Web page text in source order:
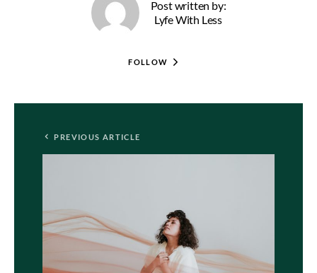
Post written by:
Lyfe With Less
FOLLOW
PREVIOUS ARTICLE